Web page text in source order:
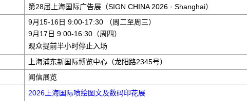
第28届上海国际广告展（SIGN CHINA 2026 · Shanghai）
9月15-16日 9:00-17:30 （周二至周三）
9月17日 9:00-16:30（周四）
观众提前半小时停止入场
上海浦东新国际博览中心（龙阳路2345号）
闻信展览
2026上海国际喷绘图文及数码印花展